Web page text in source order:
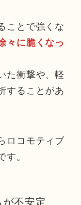
ことで強くな
々に脆くなっ
た衝撃や、軽
することがあ
ロコモティブ
す。
不安定